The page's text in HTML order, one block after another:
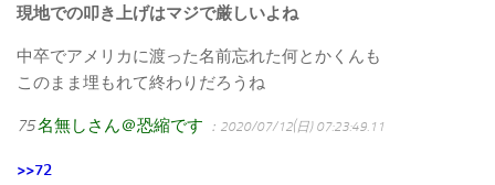
現地での叩き上げはマジで厳しいよね
中卒でアメリカに渡った名前忘れた何とかくんも
このまま埋もれて終わりだろうね
75名無しさん＠恐縮です ：2020/07/12(日) 07:23:49.11
>>72